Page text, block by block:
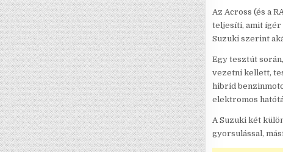
Az Across (és a
teljesíti, amit ígér
Suzuki szerint
Egy tesztút
vezetni kellett,
hibrid
elektromos
A Suzuki két
gyorsulással,